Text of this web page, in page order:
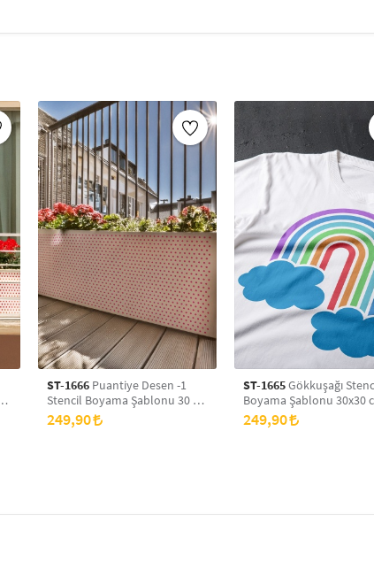
Duvar ve cam süslemeleri
ST-1666 Puantiye Desen -1
Stencil Boyama Şablonu 30 x
30 cm, Duvar Stencil, Fayans
Stencil, Mobilya Stencil
249,90
ST-1665Gökkuşağı
Boyama Şablonu 30x30
Duvar Stencil, Fayans
Mobilya Stencil
249,90